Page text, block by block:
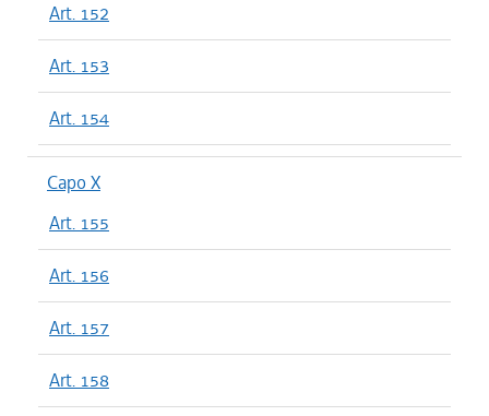
Art. 152
Art. 153
Art. 154
Capo X
Art. 155
Art. 156
Art. 157
Art. 158